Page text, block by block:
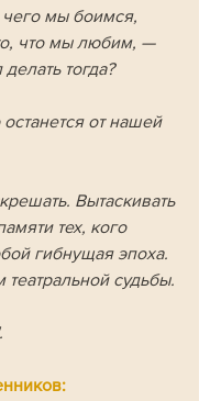
чего мы боимся,
что мы любим, —
тогда?
тех, кого
гибнущая эпоха.
театральной судьбы.